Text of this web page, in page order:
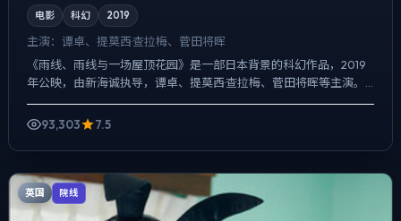
电影 科幻 2019
主演： 谭卓、提莫西·查拉梅、菅田将晖
《雨线、雨线与一场屋顶花园》是一部日本背景的科幻作品，2019
年公映，由新海诚执导，谭卓、提莫西·查拉梅、菅田将晖等主演。
节奏先抑后扬，前半段铺陈日常，后半段陡然收紧，动作戏服...
93,303
7.5
英国 院线